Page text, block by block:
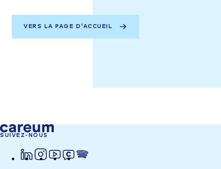
VERS LA PAGE D'ACCUEIL
SUIVEZ-NOUS